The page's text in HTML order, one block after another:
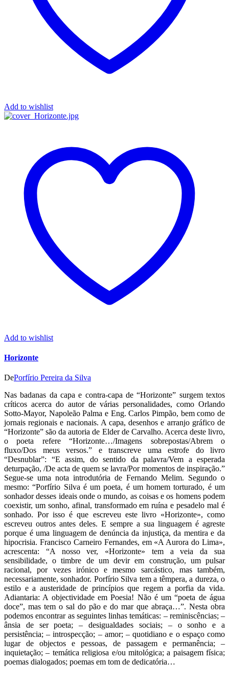
Add to wishlist
Add to wishlist
Horizonte
DePorfírio Pereira da Silva
Nas badanas da capa e contra-capa de “Horizonte” surgem textos
críticos acerca do autor de várias personalidades, como Orlando
Sotto-Mayor, Napoleão Palma e Eng. Carlos Pimpão, bem como de
jornais regionais e nacionais. A capa, desenhos e arranjo gráfico de
“Horizonte” são da autoria de Elder de Carvalho. Acerca deste livro,
o poeta refere “Horizonte…/Imagens sobrepostas/Abrem o
fluxo/Dos meus versos.” e transcreve uma estrofe do livro
“Desnublar”: “E assim, do sentido da palavra/Vem a esperada
deturpação, /De acta de quem se lavra/Por momentos de inspiração.”
Segue-se uma nota introdutória de Fernando Melim. Segundo o
mesmo: “Porfírio Silva é um poeta, é um homem torturado, é um
sonhador desses ideais onde o mundo, as coisas e os homens podem
coexistir, um sonho, afinal, transformado em ruína e pesadelo mal é
sonhado. Por isso é que escreveu este livro «Horizonte», como
escreveu outros antes deles. E sempre a sua linguagem é agreste
porque é uma linguagem de denúncia da injustiça, da mentira e da
hipocrisia. Francisco Carneiro Fernandes, em «A Aurora do Lima»,
acrescenta: “A nosso ver, «Horizonte» tem a veia da sua
sensibilidade, o timbre de um devir em construção, um pulsar
racional, por vezes irónico e mesmo sarcástico, mas também,
necessariamente, sonhador. Porfírio Silva tem a têmpera, a dureza, o
estilo e a austeridade de princípios que regem a porfia da vida.
Adiantaria: A objectividade em Poesia! Não é um “poeta de água
doce”, mas tem o sal do pão e do mar que abraça…”. Nesta obra
podemos encontrar as seguintes linhas temáticas: – reminiscências; –
ânsia de ser poeta; – desigualdades sociais; – o sonho e a
persistência; – introspecção; – amor; – quotidiano e o espaço como
lugar de objectos e pessoas, de passagem e permanência; –
inquietação; – temática religiosa e/ou mitológica; a paisagem física;
poemas dialogados; poemas em tom de dedicatória…